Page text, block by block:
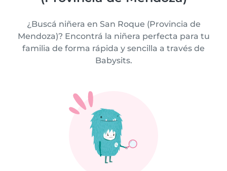
¿Buscá niñera en San Roque (Provincia de
Mendoza)? Encontrá la niñera perfecta para tu
familia de forma rápida y sencilla a través de
Babysits.